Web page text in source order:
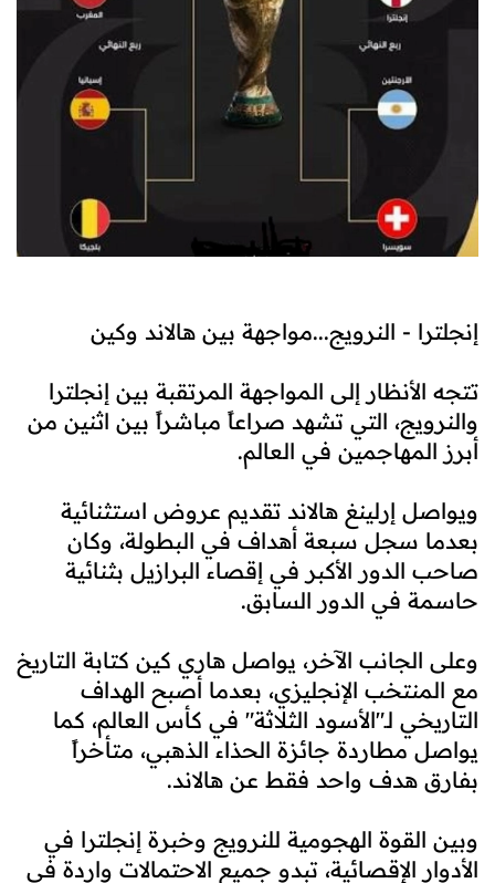
إنجلترا - النرويج...مواجهة بين هالاند وكين
تتجه الأنظار إلى المواجهة المرتقبة بين إنجلترا
والنرويج، التي تشهد صراعاً مباشراً بين اثنين من
أبرز المهاجمين في العالم.
ويواصل إرلينغ هالاند تقديم عروض استثنائية
بعدما سجل سبعة أهداف في البطولة، وكان
صاحب الدور الأكبر في إقصاء البرازيل بثنائية
حاسمة في الدور السابق.
وعلى الجانب الآخر، يواصل هاري كين كتابة التاريخ
مع المنتخب الإنجليزي، بعدما أصبح الهداف
التاريخي لـ"الأسود الثلاثة" في كأس العالم، كما
يواصل مطاردة جائزة الحذاء الذهبي، متأخراً
بفارق هدف واحد فقط عن هالاند.
وبين القوة الهجومية للنرويج وخبرة إنجلترا في
الأدوار الإقصائية، تبدو جميع الاحتمالات واردة في